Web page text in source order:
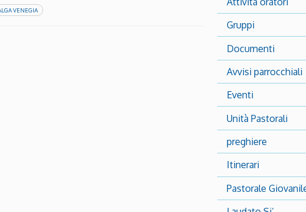
VENEGIA
Gruppi
Documenti
Avvisi parrocchiali
Eventi
Unità Pastorali
preghiere
Itinerari
Pastorale